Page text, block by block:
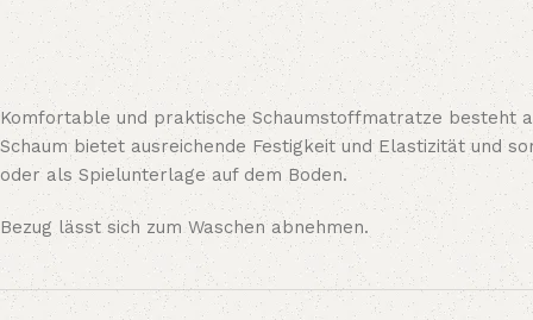
Komfortable und praktische Schaumstoffmatratze besteht
Schaum bietet ausreichende Festigkeit und Elastizität und
oder als Spielunterlage auf dem Boden.
Bezug lässt sich zum Waschen abnehmen.